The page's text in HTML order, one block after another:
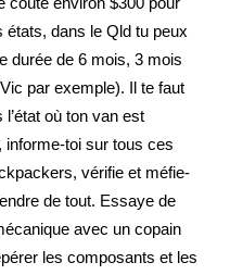
dans le Qld tu peux
durée de 6 mois, 3 mois
par exemple). Il te faut
où ton van est
informe-toi sur tous ces
vérifie et méfie-
de tout. Essaye de
avec un copain
les composants et les